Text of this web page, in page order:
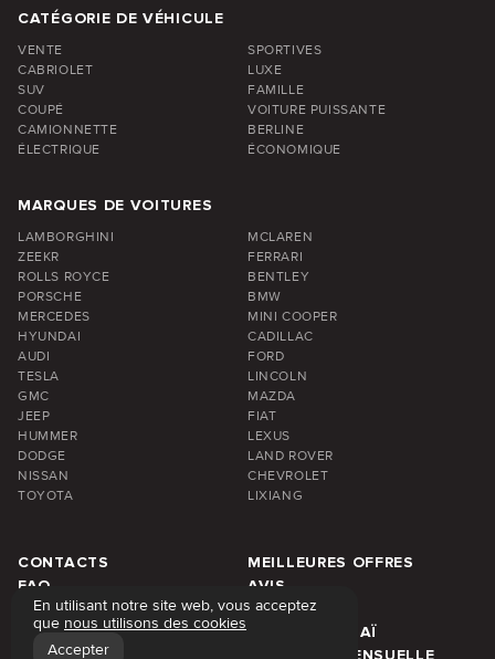
CATÉGORIE DE VÉHICULE
VENTE
SPORTIVES
CABRIOLET
LUXE
SUV
FAMILLE
COUPÉ
VOITURE PUISSANTE
CAMIONNETTE
BERLINE
ÉLECTRIQUE
ÉCONOMIQUE
MARQUES DE VOITURES
LAMBORGHINI
MCLAREN
ZEEKR
FERRARI
ROLLS ROYCE
BENTLEY
PORSCHE
BMW
MERCEDES
MINI COOPER
HYUNDAI
CADILLAC
AUDI
FORD
TESLA
LINCOLN
GMC
MAZDA
JEEP
FIAT
HUMMER
LEXUS
DODGE
LAND ROVER
NISSAN
CHEVROLET
TOYOTA
LIXIANG
CONTACTS
MEILLEURES OFFRES
FAQ
AVIS
À PROPOS DE NOUS
BLOG
TARIFS DE LOCATION
ZONE DE DUBAÏ
LOCATION HEBDOMADAIRE
LOCATION MENSUELLE
En utilisant notre site web, vous acceptez
que nous utilisons des cookies
Accepter